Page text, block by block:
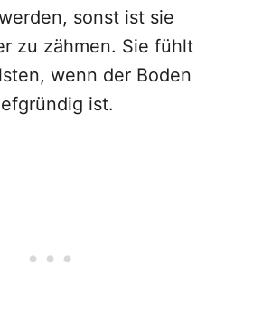
sonst ist sie
zu zähmen. Sie fühlt
wenn der Boden
ist.